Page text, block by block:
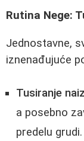
Rutina Nege:
Jednostavne,
iznenađujuće
Tusiranje
a posebno
predelu